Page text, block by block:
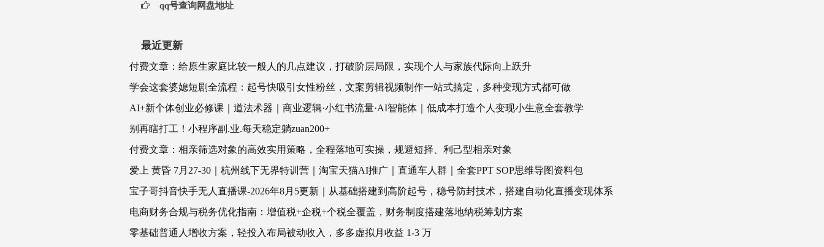
qq号查询网盘地址
最近更新
付费文章：给原生家庭比较一般人的几点建议，打破阶层局限，实现个人与家族代际向上跃升
学会这套婆媳短剧全流程：起号快吸引女性粉丝，文案剪辑视频制作一站式搞定，多种变现方式都可做
AI+新个体创业必修课｜道法术器｜商业逻辑·小红书流量·AI智能体｜低成本打造个人变现小生意全套教学
别再瞎打工！小程序副.业.每天稳定躺zuan200+
付费文章：相亲筛选对象的高效实用策略，全程落地可实操，规避短择、利己型相亲对象
爱上 黄昏 7月27-30｜杭州线下无界特训营｜淘宝天猫AI推广｜直通车人群｜全套PPT SOP思维导图资料包
宝子哥抖音快手无人直播课-2026年8月5更新｜从基础搭建到高阶起号，稳号防封技术，搭建自动化直播变现体系
电商财务合规与税务优化指南：增值税+企税+个税全覆盖，财务制度搭建落地纳税筹划方案
零基础普通人增收方案，轻投入布局被动收入，多多虚拟月收益 1-3 万